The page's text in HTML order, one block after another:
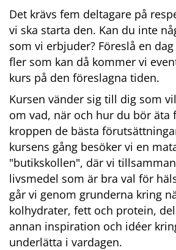
Det krävs fem deltagare på
vi ska starta den. Kan du inte
som vi erbjuder? Föreslå en
fler som kan då kommer vi
kurs på den föreslagna tiden.
Kursen vänder sig till dig som
om vad, när och hur du bör äta
kroppen de bästa
kursens gång besöker vi en
"butikskollen", där vi
livsmedel som är bra val för
går vi genom grunderna kring
kolhydrater, fett och protein,
annan inspiration och idéer
underlätta i vardagen.